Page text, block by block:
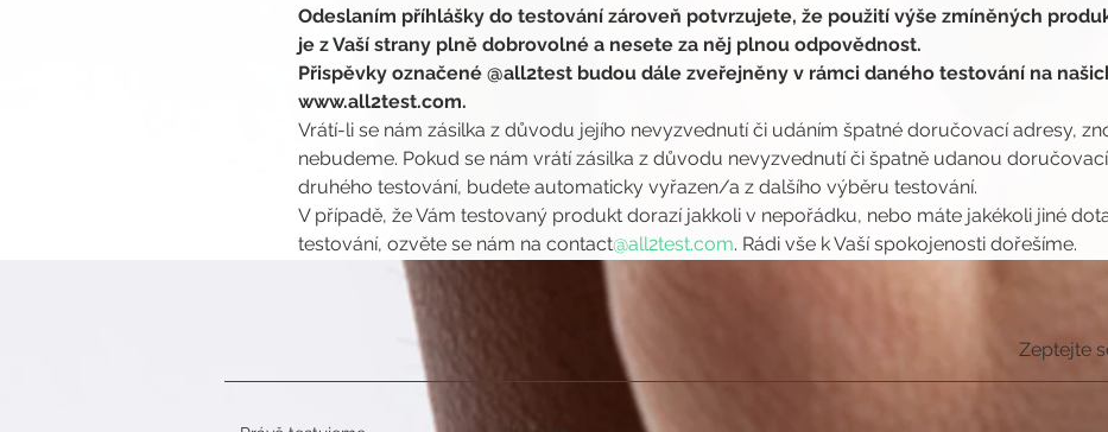
Odeslaním příhlášky do testování zároveň potvrzujete, že použití výše zmíněných
je z Vaší strany plně dobrovolné a nesete za něj plnou odpovědnost.
Přispěvky označené @all2test budou dále zveřejněny v rámci daného testování na
www.all2test.com.
Vrátí-li se nám zásilka z důvodu jejího nevyzvednutí či udáním špatné doručovací adresy,
nebudeme. Pokud se nám vrátí zásilka z důvodu nevyzvednutí či špatně udanou
druhého testování, budete automaticky vyřazen/a z dalšího výběru testování.
V případě, že Vám testovaný produkt dorazí jakkoli v nepořádku, nebo máte jakékoli jiné
testování, ozvěte se nám na contact@all2test.com. Rádi vše k Vaší spokojenosti dořešíme.
Zeptejte